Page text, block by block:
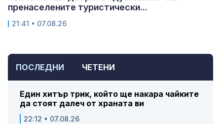
ПОСЛЕДНИ ЧЕТЕНИ
Един хитър трик, който ще накара чайките
да стоят далеч от храната ви
22:12 • 07.08.26
пренаселените туристически...
21:41 • 07.08.26